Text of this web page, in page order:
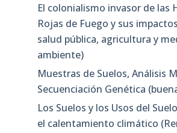
El colonialismo invasor de las
Rojas de Fuego y sus
salud pública, agricultura y
ambiente)
Muestras de Suelos, Análisis
Secuenciación Genética
Los Suelos y los Usos del
el calentamiento climático